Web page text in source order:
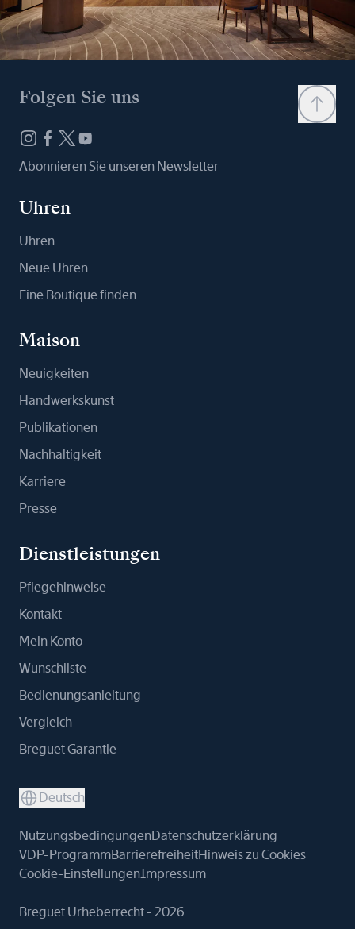
Folgen Sie uns
Abonnieren Sie unseren Newsletter
Uhren
Uhren
Neue Uhren
Eine Boutique finden
Maison
Neuigkeiten
Handwerkskunst
Publikationen
Nachhaltigkeit
Karriere
Presse
Dienstleistungen
Pflegehinweise
Kontakt
Mein Konto
Wunschliste
Bedienungsanleitung
Vergleich
Breguet Garantie
Deutsch
NutzungsbedingungenDatenschutzerklärung
VDP-ProgrammBarrierefreiheitHinweis zu Cookies
Cookie-EinstellungenImpressum
Breguet Urheberrecht - 2026